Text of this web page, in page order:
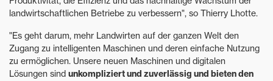
landwirtschaftlichen Betriebe zu verbessern", so Thierry Lhotte.
"Es geht darum, mehr Landwirten auf der ganzen Welt den
Zugang zu intelligenten Maschinen und deren einfache Nutzung
zu ermöglichen. Unsere neuen Maschinen und digitalen
Lösungen sind unkompliziert und zuverlässig und bieten den